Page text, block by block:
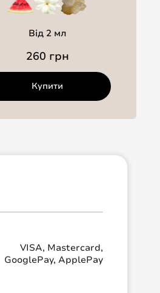
Від 2 мл
260 грн
Купити
VISA, Mastercard,
GooglePay, ApplePay